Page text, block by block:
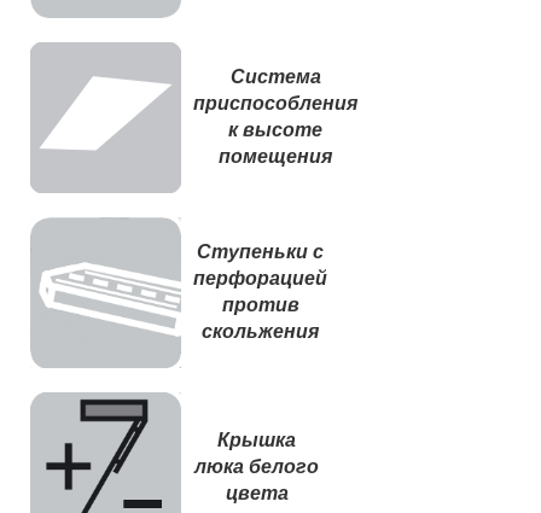
Система
приспособления
к высоте
помещения
Ступеньки с
перфорацией
против
скольжения
Крышка
люка белого
цвета